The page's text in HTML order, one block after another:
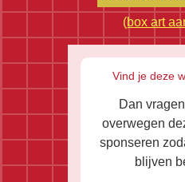
(box art
Vind je deze
Dan
overwegen
sponseren
blijven